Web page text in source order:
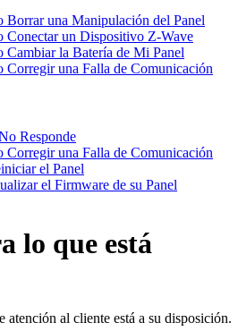
una Manipulación del Panel
un Dispositivo Z-Wave
la Batería de Mi Panel
una Falla de Comunicación
Responde
una Falla de Comunicación
el Panel
el Firmware de su Panel
lo que está
atención al cliente está a su disposición.